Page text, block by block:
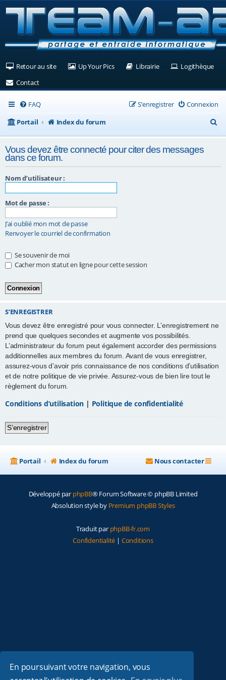
En poursuivant votre navigation, vous
Retour au site(Ouvre un nouvel onglet)
Up Your Pics(Ouvre un nouvel onglet)
Librairie(Ouvre un nouvel
Logithèque
Contact(Ouvre un nouvel onglet)
FAQ Connexion
S’enregistrer
Portail
Index du forum
e
h
Vous devez être connecté pour citer des messages
dans ce forum.
Nom d’utilisateur :
Mot de passe :
J’ai oublié mon mot de passe
Renvoyer le courriel de confirmation
Se souvenir de moi
Cacher mon statut en ligne pour cette session
S’ENREGISTRER
Vous devez être enregistré pour vous connecter. L’enregistrement ne
prend que quelques secondes et augmente vos possibilités.
L’administrateur du forum peut également accorder des permissions
additionnelles aux membres du forum. Avant de vous enregistrer,
assurez-vous d’avoir pris connaissance de nos conditions d’utilisation
et de notre politique de vie privée. Assurez-vous de bien lire tout le
règlement du forum.
Conditions d’utilisation | Politique de confidentialité
S’enregistrer
Portail Index du forum Nous contacter
Développé par phpBB® Forum Software © phpBB Limited
Absolution style by Premium phpBB Styles
Traduit par phpBB-fr.com
Confidentialité | Conditions